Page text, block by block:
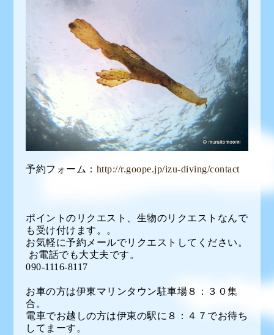
予約フォーム： http://r.goope.jp/izu-diving/contact
ポイントのリクエスト、生物のリクエストなんで
も受け付けます。。
お気軽に予約メールでリクエストしてください。
お電話でも大丈夫です。
090-1116-8117
お車の方は伊東マリンタウン駐車場８：３０集
合。
電車でお越しの方は伊東の駅に８：４７でお待ち
してまーす。